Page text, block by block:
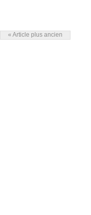
« Article plus ancien